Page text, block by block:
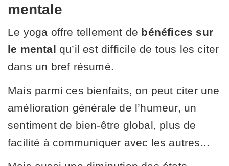
mentale
Le yoga offre tellement de bénéfices sur
le mental qu’il est difficile de tous les citer
dans un bref résumé.
Mais parmi ces bienfaits, on peut citer une
amélioration générale de l’humeur, un
sentiment de bien-être global, plus de
facilité à communiquer avec les autres...